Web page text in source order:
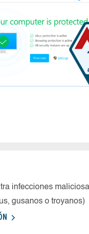
infecciones
gusanos o troyanos)